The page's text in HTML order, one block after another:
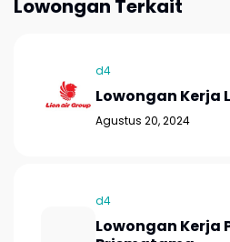
Lowongan Terkait
d4
Lowongan Kerja
Agustus 20, 2024
d4
Lowongan Kerja